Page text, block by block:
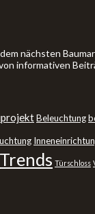
nächsten
informativen
Beleuchtung
Trends Türschloss